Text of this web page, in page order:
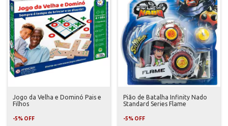
Jogo da Velha e Dominó Pais e
Filhos
-5% OFF
Pião de Batalha Infinity Nado
Standard Series Flame
-5% OFF